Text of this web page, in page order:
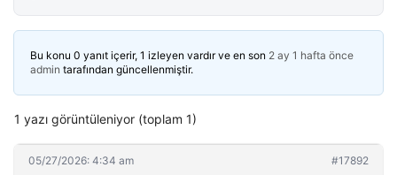
Bu konu 0 yanıt içerir, 1 izleyen vardır ve en son 2 ay 1 hafta önce
admin tarafından güncellenmiştir.
1 yazı görüntüleniyor (toplam 1)
05/27/2026: 4:34 am #17892